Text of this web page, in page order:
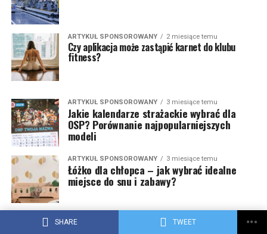
SHARE TWEET
ARTYKUŁ SPONSOROWANY 2 miesiące temu
Czy aplikacja może zastąpić karnet do klubu
fitness?
ARTYKUŁ SPONSOROWANY 3 miesiące temu
Jakie kalendarze strażackie wybrać dla
OSP? Porównanie najpopularniejszych
modeli
ARTYKUŁ SPONSOROWANY 3 miesiące temu
Łóżko dla chłopca – jak wybrać idealne
miejsce do snu i zabawy?
Opakowania airless – jak działają